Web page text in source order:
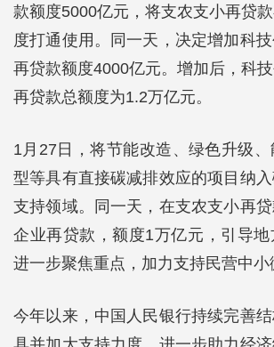
款额度5000亿元，将支农支小再贷
度打通使用。同一天，决定增加科
再贷款额度4000亿元。增加后，科
再贷款总额度为1.2万亿元。
1月27日，将节能改造、绿色升级
型等具有直接碳减排效应的项目纳
支持领域。同一天，在支农支小再
企业再贷款，额度1万亿元，引导
进一步聚焦重点，加力支持民营中小
今年以来，中国人民银行持续完善